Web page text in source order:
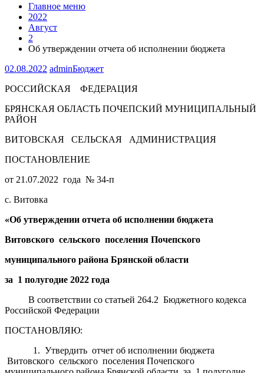
Главное меню
2022
Август
2
Об утверждении отчета об исполнении бюджета
02.08.2022 adminБюджет
РОССИЙСКАЯ ФЕДЕРАЦИЯ
БРЯНСКАЯ ОБЛАСТЬ ПОЧЕПСКИЙ МУНИЦИПАЛЬНЫЙ
РАЙОН
ВИТОВСКАЯ СЕЛЬСКАЯ АДМИНИСТРАЦИЯ
ПОСТАНОВЛЕНИЕ
от 21.07.2022 года № 34-п
с. Витовка
«Об утверждении отчета об исполнении бюджета
Витовского сельского поселения Почепского
муниципального района Брянской области
за 1 полугодие 2022 года
В соответствии со статьей 264.2 Бюджетного кодекса
Российской Федерации
ПОСТАНОВЛЯЮ:
1. Утвердить отчет об исполнении бюджета
Витовского сельского поселения Почепского